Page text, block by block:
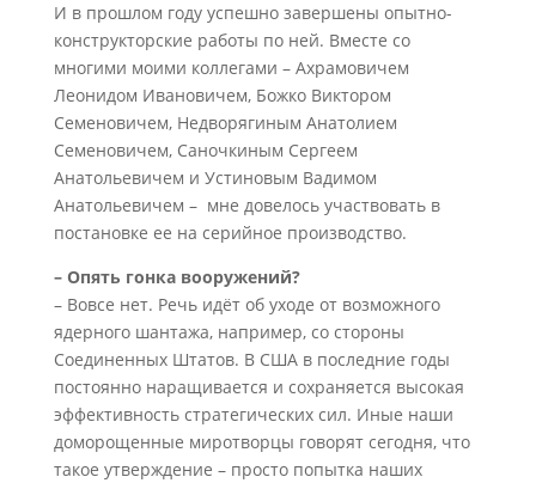
И в прошлом году успешно завершены опытно-
конструкторские работы по ней. Вместе со
многими моими коллегами – Ахрамовичем
Леонидом Ивановичем, Божко Виктором
Семеновичем, Недворягиным Анатолием
Семеновичем, Саночкиным Сергеем
Анатольевичем и Устиновым Вадимом
Анатольевичем – мне довелось участвовать в
постановке ее на серийное производство.
– Опять гонка вооружений?
– Вовсе нет. Речь идёт об уходе от возможного
ядерного шантажа, например, со стороны
Соединенных Штатов. В США в последние годы
постоянно наращивается и сохраняется высокая
эффективность стратегических сил. Иные наши
доморощенные миротворцы говорят сегодня, что
такое утверждение – просто попытка наших